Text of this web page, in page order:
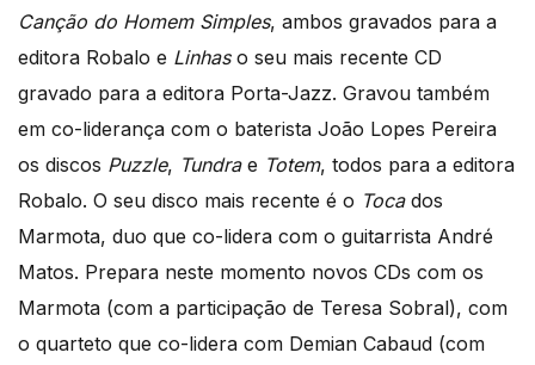
Canção do Homem Simples, ambos gravados para a
editora Robalo e Linhaso seu mais recente CD
gravado para a editora Porta-Jazz. Gravou também
em co-liderança com o baterista João Lopes Pereira
os discos Puzzle, Tundrae Totem, todos para a editora
Robalo. O seu disco mais recente é o Tocados
Marmota, duo que co-lidera com o guitarrista André
Matos. Prepara neste momento novos CDs com os
Marmota (com a participação de Teresa Sobral), com
o quarteto que co-lidera com Demian Cabaud (com